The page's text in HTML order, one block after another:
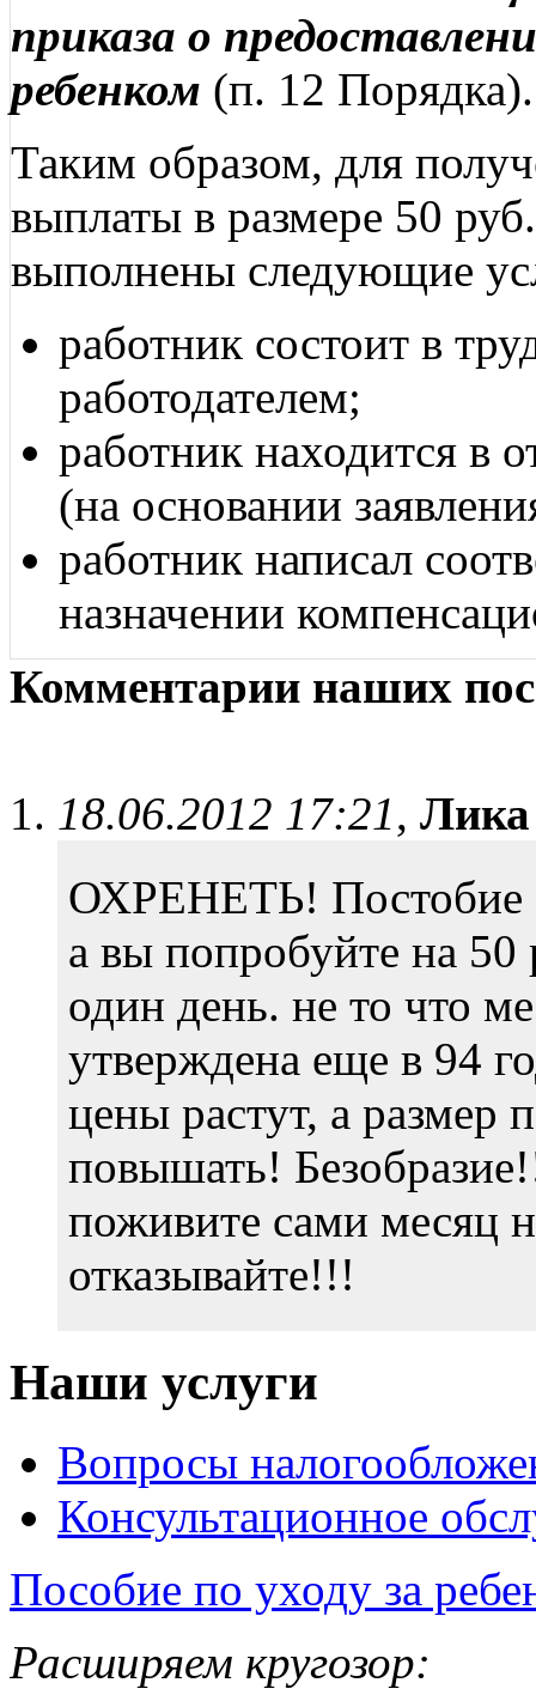
приказа о
ребенком (п. 12 Порядка).
Таким образом, для
выплаты в размере 50
выполнены следующие
работник состоит в
работодателем;
работник находится в
(на основании
работник написал
назначении
Комментарии наших
18.06.2012 17:21, Лика
ОХРЕНЕТЬ! Постобие
а вы попробуйте на 50
один день. не то что
утверждена еще в 94
цены растут, а размер
повышать!
поживите сами месяц
отказывайте!!!
Наши услуги
Вопросы
Консультационное
Пособие по уходу за
Расширяем кругозор: